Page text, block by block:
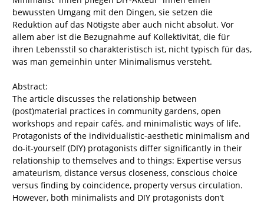
bewussten Umgang mit den Dingen, sie setzen die
Reduktion auf das Nötigste aber auch nicht absolut. Vor
allem aber ist die Bezugnahme auf Kollektivität, die für
ihren Lebensstil so charakteristisch ist, nicht typisch für das,
was man gemeinhin unter Minimalismus versteht.
Abstract:
The article discusses the relationship between
(post)material practices in community gardens, open
workshops and repair cafés, and minimalistic ways of life.
Protagonists of the individualistic-aesthetic minimalism and
do-it-yourself (DIY) protagonists differ significantly in their
relationship to themselves and to things: Expertise versus
amateurism, distance versus closeness, conscious choice
versus finding by coincidence, property versus circulation.
However, both minimalists and DIY protagonists don’t